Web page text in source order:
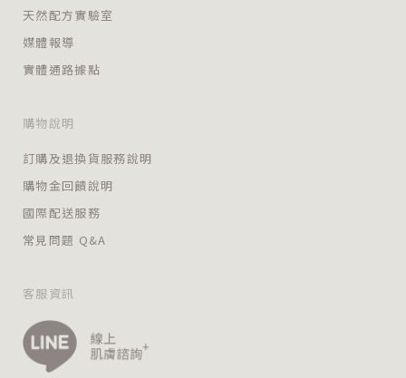
天然配方實驗室
媒體報導
實體通路據點
購物說明
訂購及退換貨服務說明
購物金回饋說明
國際配送服務
常見問題 Q&A
客服資訊